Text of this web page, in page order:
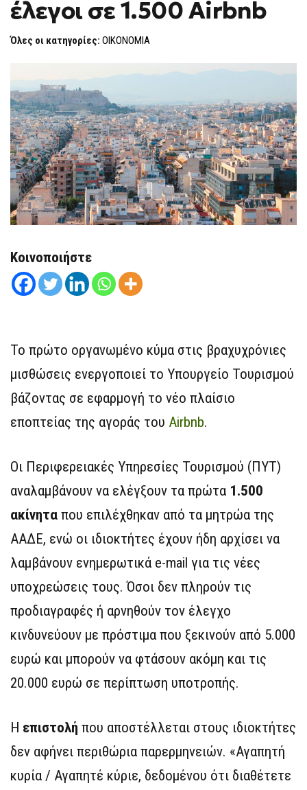
ΈΛΕΓΟΙ
ΣΕ
AIRBNB
έλεγοι σε 1.500 Airbnb
Όλες οι κατηγορίες: ΟΙΚΟΝΟΜΙΑ
Κοινοποιήστε
Το πρώτο οργανωμένο κύμα στις βραχυχρόνιες
μισθώσεις ενεργοποιεί το Υπουργείο Τουρισμού
βάζοντας σε εφαρμογή το νέο πλαίσιο
εποπτείας της αγοράς του Airbnb.
Οι Περιφερειακές Υπηρεσίες Τουρισμού (ΠΥΤ)
αναλαμβάνουν να ελέγξουν τα πρώτα 1.500
ακίνητα που επιλέχθηκαν από τα μητρώα της
ΑΑΔΕ, ενώ οι ιδιοκτήτες έχουν ήδη αρχίσει να
λαμβάνουν ενημερωτικά e-mail για τις νέες
υποχρεώσεις τους. Όσοι δεν πληρούν τις
προδιαγραφές ή αρνηθούν τον έλεγχο
κινδυνεύουν με πρόστιμα που ξεκινούν από 5.000
ευρώ και μπορούν να φτάσουν ακόμη και τις
20.000 ευρώ σε περίπτωση υποτροπής.
Η επιστολή που αποστέλλεται στους ιδιοκτήτες
δεν αφήνει περιθώρια παρερμηνειών. «Αγαπητή
κυρία / Αγαπητέ κύριε, δεδομένου ότι διαθέτετε